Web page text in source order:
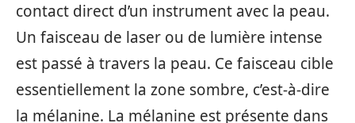
contact direct d’un instrument avec la peau.
Un faisceau de laser ou de lumière intense
est passé à travers la peau. Ce faisceau cible
essentiellement la zone sombre, c’est-à-dire
la mélanine. La mélanine est présente dans